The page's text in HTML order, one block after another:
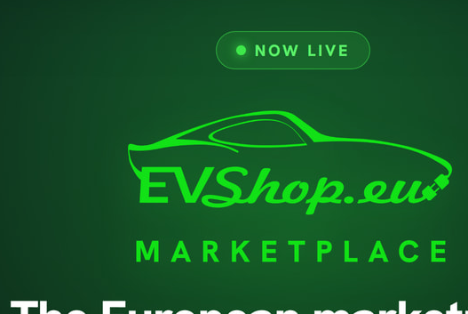
Chi Siamo
Pagamento Sicuro
Supporto
Contattaci